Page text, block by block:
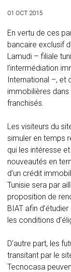
01 OCT 2015
En vertu de ces
bancaire exclusif
Lamudi – filiale
l’intermédiation
International –, et
immobilières
franchisés.
Les visiteurs du
simuler en temps
qui les intéresse
nouveautés en
d’un crédit
Tunisie sera par
proposition de
BIAT afin
les conditions
D’autre part, les
transitant par le
Tecnocasa